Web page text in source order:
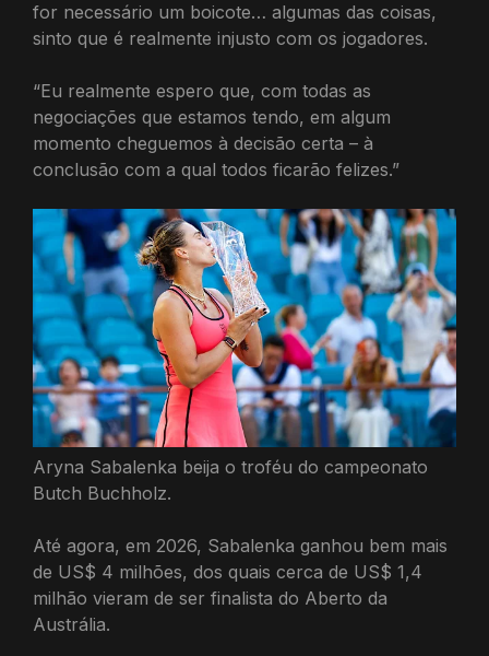
for necessário um boicote… algumas das coisas,
sinto que é realmente injusto com os jogadores.
“Eu realmente espero que, com todas as
negociações que estamos tendo, em algum
momento cheguemos à decisão certa – à
conclusão com a qual todos ficarão felizes.”
Aryna Sabalenka beija o troféu do campeonato
Butch Buchholz.
Até agora, em 2026, Sabalenka ganhou bem mais
de US$ 4 milhões, dos quais cerca de US$ 1,4
milhão vieram de ser finalista do Aberto da
Austrália.